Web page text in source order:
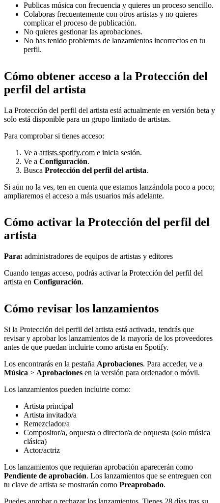
Publicas música con frecuencia y quieres un proceso sencillo.
Colaboras frecuentemente con otros artistas y no quieres
complicar el proceso de publicación.
No quieres gestionar las aprobaciones.
No has tenido problemas de lanzamientos incorrectos en tu
perfil.
Cómo obtener acceso a la Protección del
perfil del artista
La Protección del perfil del artista está actualmente en versión beta y
solo está disponible para un grupo limitado de artistas.
Para comprobar si tienes acceso:
Ve a artists.spotify.com e inicia sesión.
Ve a Configuración.
Busca Protección del perfil del artista.
Si aún no la ves, ten en cuenta que estamos lanzándola poco a poco;
ampliaremos el acceso a más usuarios más adelante.
Cómo activar la Protección del perfil del
artista
Para: administradores de equipos de artistas y editores
Cuando tengas acceso, podrás activar la Protección del perfil del
artista en Configuración.
Cómo revisar los lanzamientos
Si la Protección del perfil del artista está activada, tendrás que
revisar y aprobar los lanzamientos de la mayoría de los proveedores
antes de que puedan incluirte como artista en Spotify.
Los encontrarás en la pestaña Aprobaciones. Para acceder, ve a
Música > Aprobaciones en la versión para ordenador o móvil.
Los lanzamientos pueden incluirte como:
Artista principal
Artista invitado/a
Remezclador/a
Compositor/a, orquesta o director/a de orquesta (solo música
clásica)
Actor/actriz
Los lanzamientos que requieran aprobación aparecerán como
Pendiente de aprobación. Los lanzamientos que se entreguen con
tu clave de artista se mostrarán como Preaprobado.